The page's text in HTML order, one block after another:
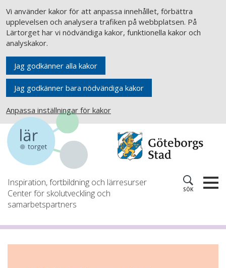
Vi använder kakor för att anpassa innehållet, förbättra
upplevelsen och analysera trafiken på webbplatsen. På
Lärtorget har vi nödvändiga kakor, funktionella kakor och
analyskakor.
Jag godkänner alla kakor
Jag godkänner bara nödvändiga kakor
Anpassa inställningar för kakor
Inspiration, fortbildning och lärresurser
Center för skolutveckling och
samarbetspartners
SÖK